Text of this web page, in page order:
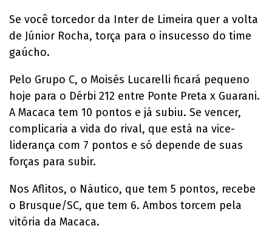
Se você torcedor da Inter de Limeira quer a volta
de Júnior Rocha, torça para o insucesso do time
gaúcho.
Pelo Grupo C, o Moisés Lucarelli ficará pequeno
hoje para o Dérbi 212 entre Ponte Preta x Guarani.
A Macaca tem 10 pontos e já subiu. Se vencer,
complicaria a vida do rival, que está na vice-
liderança com 7 pontos e só depende de suas
forças para subir.
Nos Aflitos, o Náutico, que tem 5 pontos, recebe
o Brusque/SC, que tem 6. Ambos torcem pela
vitória da Macaca.